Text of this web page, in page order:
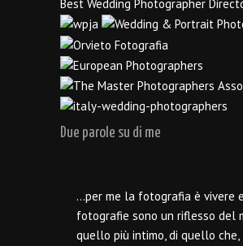
Due parole su di me
…per me la fotografia è vivere
fotografie sono un riflesso del
quello più intimo, di quello che,